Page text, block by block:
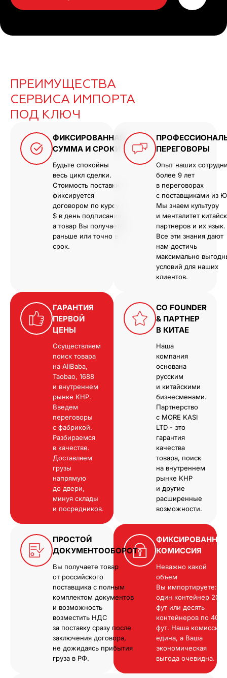
ПРЕИМУЩЕСТВА
СЕРВИСА ИМПОРТА
ПОД КЛЮЧ
CO FOUNDER
& ПАРТНЕР
В КИТАЕ
Наша
компания
основана
русским
и китайскими
бизнесменами.
Партнерство
с MORE KASI
LTD - это
гарантия
качества
товара, поиск
на внутреннем
рынке КНР
и другие
расширенные
возможности.
ГАРАНТИЯ
ПЕРВОЙ
ЦЕНЫ
Осуществляем
поиск товара
на AliBaba,
Taobao, 1688
и внутреннем
рынке КНР.
Введем
переговоры
с фабрикой.
Разбираемся
в качестве.
Доставляем
грузы
напрямую
до двери,
минуя склады
и посредников.
КОМИССИЯ
Неважно какой
объем
Вы импортируете:
один контейнер 20
фут или десять
контейнеров по 40
фут. Наша комиссия
едина, а Ваша
экономическая
выгода очевидна.
ПРОСТОЙ
ДОКУМЕНТООБОРОТ
Вы получаете товар
от российского
поставщика с полным
комплектом документов
и возможность
возместить НДС
за поставку сразу после
заключения договора,
не дожидаясь прибытия
груза в РФ.
ФИКСИРОВАННАЯ
СУММА И СРОКИ
Будьте спокойны
весь цикл сделки.
Стоимость поставки
фиксируется
договором по курсу
$ в день подписания,
а товар Вы получаете
раньше или точно в
срок.
ПЕРЕГОВОРЫ
Опыт наших
более 9 лет
в переговорах
с поставщиками из
Мы знаем культуру
и менталитет
партнеров и их язык.
Все эти знания дают
нам достичь
максимально
условий для наших
клиентов.